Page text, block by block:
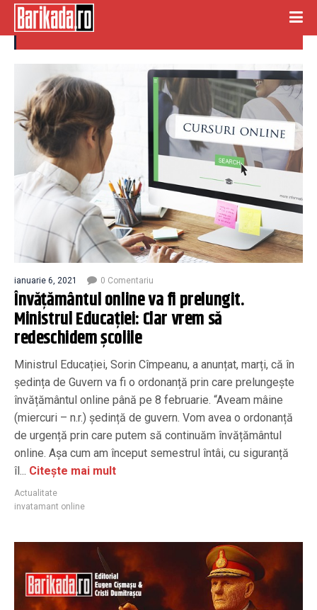
invatamant online
ianuarie 6, 2021 0 Comentariu
Învățământul online va fi prelungit.
Ministrul Educației: Clar vrem să
redeschidem școlile
Ministrul Educației, Sorin Cîmpeanu, a anunțat, marți, că în
ședința de Guvern va fi o ordonanță prin care prelungește
învățământul online până pe 8 februarie. “Aveam mâine
(miercuri – n.r.) ședință de guvern. Vom avea o ordonanță
de urgență prin care putem să continuăm învățământul
online. Așa cum am început semestrul întâi, cu siguranță
îl... Citește mai mult
Actualitate
invatamant online